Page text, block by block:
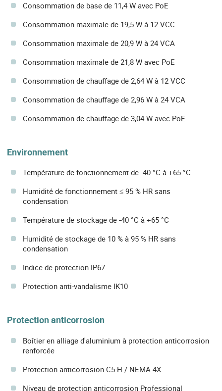
Consommation de base de 11,4 W avec PoE
Consommation maximale de 19,5 W à 12 VCC
Consommation maximale de 20,9 W à 24 VCA
Consommation maximale de 21,8 W avec PoE
Consommation de chauffage de 2,64 W à 12 VCC
Consommation de chauffage de 2,96 W à 24 VCA
Consommation de chauffage de 3,04 W avec PoE
Environnement
Température de fonctionnement de -40 °C à +65 °C
Humidité de fonctionnement ≤ 95 % HR sans
condensation
Température de stockage de -40 °C à +65 °C
Humidité de stockage de 10 % à 95 % HR sans
condensation
Indice de protection IP67
Protection anti-vandalisme IK10
Protection anticorrosion
Boîtier en alliage d'aluminium à protection anticorrosion
renforcée
Protection anticorrosion C5-H / NEMA 4X
Niveau de protection anticorrosion Professional